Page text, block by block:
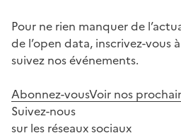
Pour ne rien manquer de
de l’open data, inscrivez-vous
suivez nos événements.
Abonnez-vousVoir nos
Suivez-nous
sur les réseaux sociaux